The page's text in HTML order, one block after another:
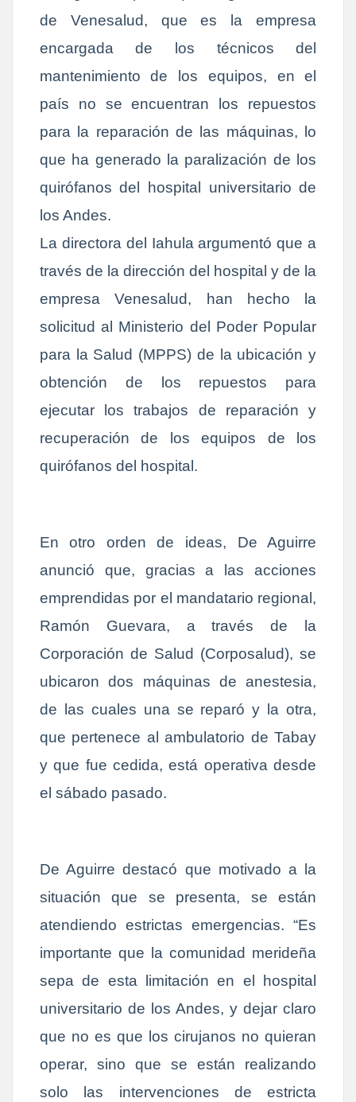
de Venesalud, que es la empresa
encargada de los técnicos del
mantenimiento de los equipos, en el
país no se encuentran los repuestos
para la reparación de las máquinas, lo
que ha generado la paralización de los
quirófanos del hospital universitario de
los Andes.
La directora del Iahula argumentó que a
través de la dirección del hospital y de la
empresa Venesalud, han hecho la
solicitud al Ministerio del Poder Popular
para la Salud (MPPS) de la ubicación y
obtención de los repuestos para
ejecutar los trabajos de reparación y
recuperación de los equipos de los
quirófanos del hospital.
En otro orden de ideas, De Aguirre
anunció que, gracias a las acciones
emprendidas por el mandatario regional,
Ramón Guevara, a través de la
Corporación de Salud (Corposalud), se
ubicaron dos máquinas de anestesia,
de las cuales una se reparó y la otra,
que pertenece al ambulatorio de Tabay
y que fue cedida, está operativa desde
el sábado pasado.
De Aguirre destacó que motivado a la
situación que se presenta, se están
atendiendo estrictas emergencias. “Es
importante que la comunidad merideña
sepa de esta limitación en el hospital
universitario de los Andes, y dejar claro
que no es que los cirujanos no quieran
operar, sino que se están realizando
solo las intervenciones de estricta